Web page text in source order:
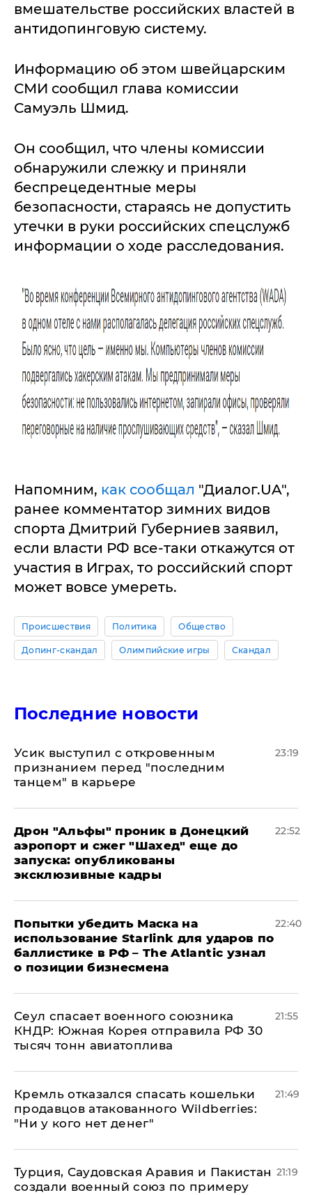
вмешательстве российских властей в
антидопинговую систему.
Информацию об этом швейцарским
СМИ сообщил глава комиссии
Самуэль Шмид.
Он сообщил, что члены комиссии
обнаружили слежку и приняли
беспрецедентные меры
безопасности, стараясь не допустить
утечки в руки российских спецслужб
информации о ходе расследования.
Напомним, как сообщал "Диалог.UA",
ранее комментатор зимних видов
спорта Дмитрий Губерниев заявил,
если власти РФ все-таки откажутся от
участия в Играх, то российский спорт
может вовсе умереть.
Происшествия Политика Общество
Допинг-скандал Олимпийские игры Скандал
Последние новости
Усик выступил с откровенным
признанием перед "последним
танцем" в карьере
23:19
Дрон "Альфы" проник в Донецкий
аэропорт и сжег "Шахед" еще до
запуска: опубликованы
эксклюзивные кадры
22:52
Попытки убедить Маска на
использование Starlink для ударов по
баллистике в РФ – The Atlantic узнал
о позиции бизнесмена
22:40
​Сеул спасает военного союзника
КНДР: Южная Корея отправила РФ 30
тысяч тонн авиатоплива
21:55
Кремль отказался спасать кошельки
продавцов атакованного Wildberries:
"Ни у кого нет денег"
21:49
Турция, Саудовская Аравия и Пакистан
создали военный союз по примеру
21:19